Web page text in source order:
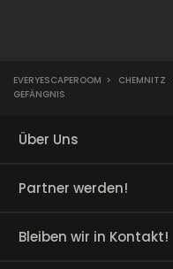
EVERYESCAPEROOM > CHEMNITZ
GEFÄNGNIS
Über Uns
Partner werden!
Bleiben wir in Kontakt!